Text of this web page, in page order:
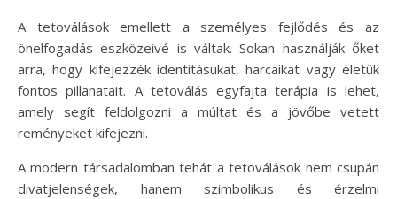
A tetoválások emellett a személyes fejlődés és az
önelfogadás eszközeivé is váltak. Sokan használják őket
arra, hogy kifejezzék identitásukat, harcaikat vagy életük
fontos pillanatait. A tetoválás egyfajta terápia is lehet,
amely segít feldolgozni a múltat és a jövőbe vetett
reményeket kifejezni.
A modern társadalomban tehát a tetoválások nem csupán
divatjelenségek, hanem szimbolikus és érzelmi